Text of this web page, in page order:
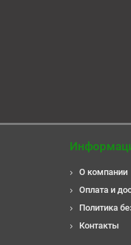
О компании
Оплата и
Политика
Контакты